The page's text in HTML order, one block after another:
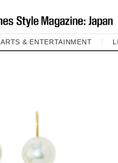
ARTS & ENTERTAINMENT